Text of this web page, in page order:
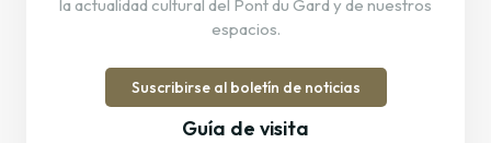
la actualidad cultural del Pont du Gard y de nuestros
espacios.
Suscribirse al boletín de noticias
Guía de visita